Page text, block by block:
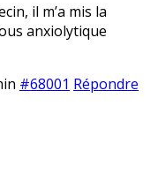
il m’a mis la
anxiolytique
#68001 Répondre